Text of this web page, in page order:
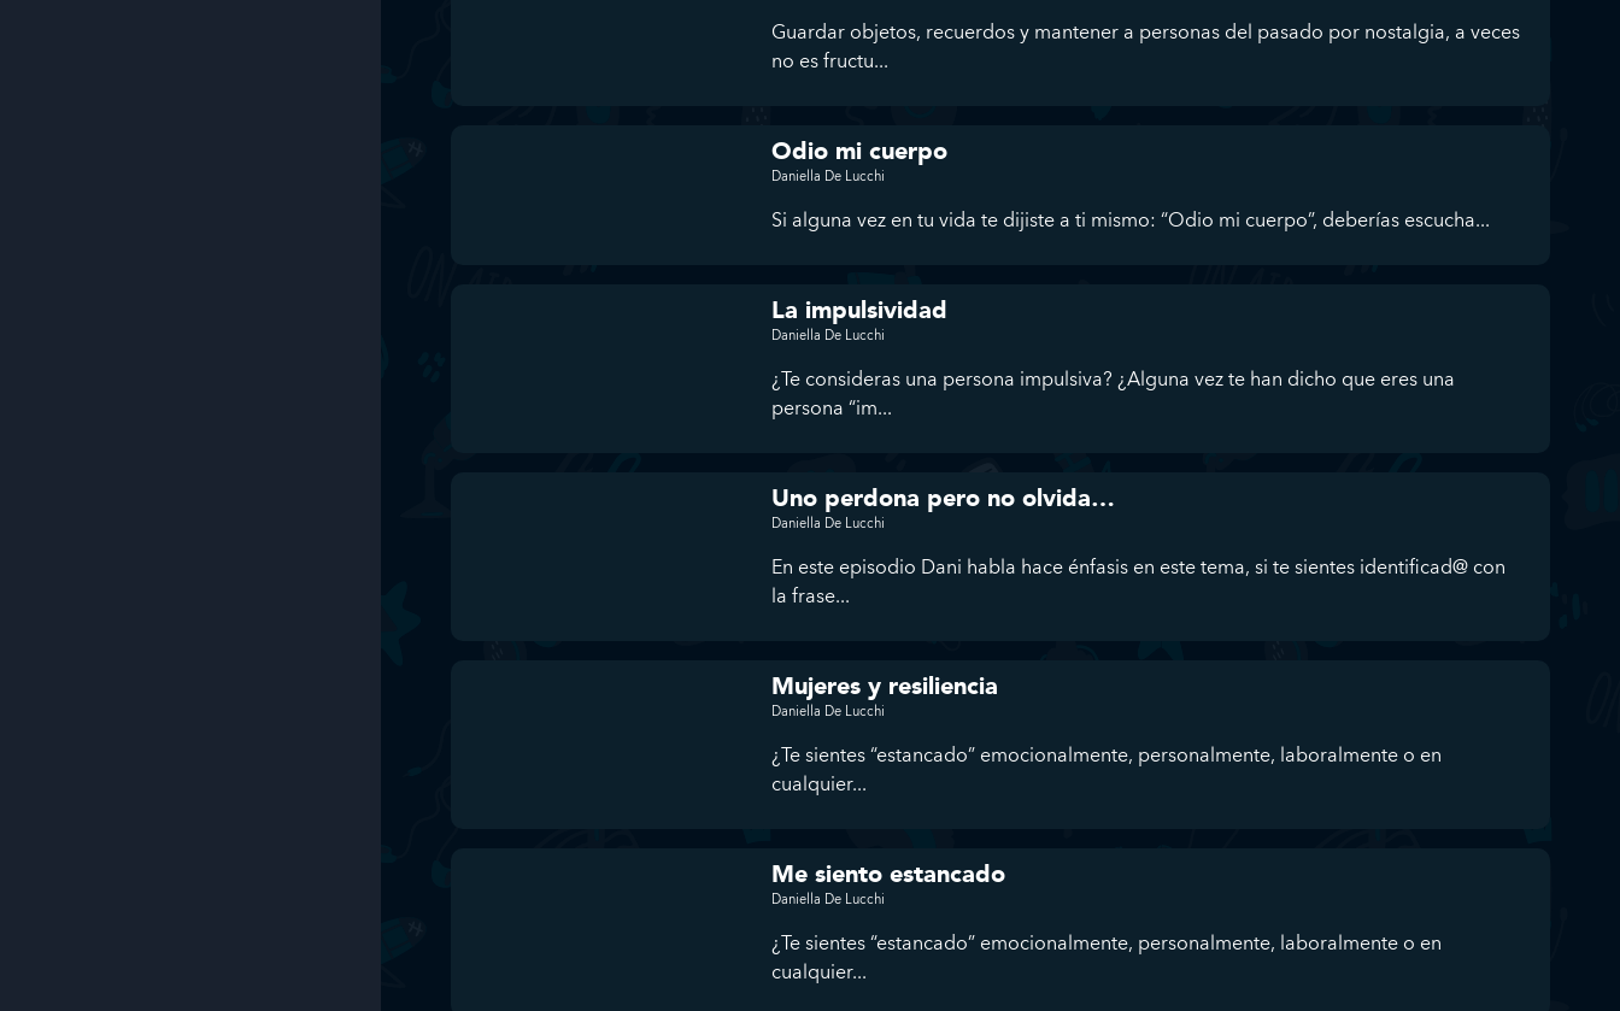
Guardar objetos, recuerdos y mantener a personas del pasado por nostalgia, a veces
no es fructu...
Odio mi cuerpo
Daniella De Lucchi
Si alguna vez en tu vida te dijiste a ti mismo: “Odio mi cuerpo”, deberías escucha...
La impulsividad
Daniella De Lucchi
¿Te consideras una persona impulsiva? ¿Alguna vez te han dicho que eres una
persona “im...
Uno perdona pero no olvida…
Daniella De Lucchi
En este episodio Dani habla hace énfasis en este tema, si te sientes identificad@ con
la frase...
Mujeres y resiliencia
Daniella De Lucchi
¿Te sientes “estancado” emocionalmente, personalmente, laboralmente o en
cualquier...
Me siento estancado
Daniella De Lucchi
¿Te sientes “estancado” emocionalmente, personalmente, laboralmente o en
cualquier...